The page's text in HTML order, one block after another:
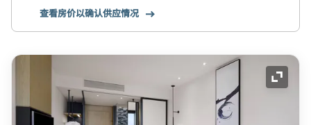
查看房价以确认供应情况
展开